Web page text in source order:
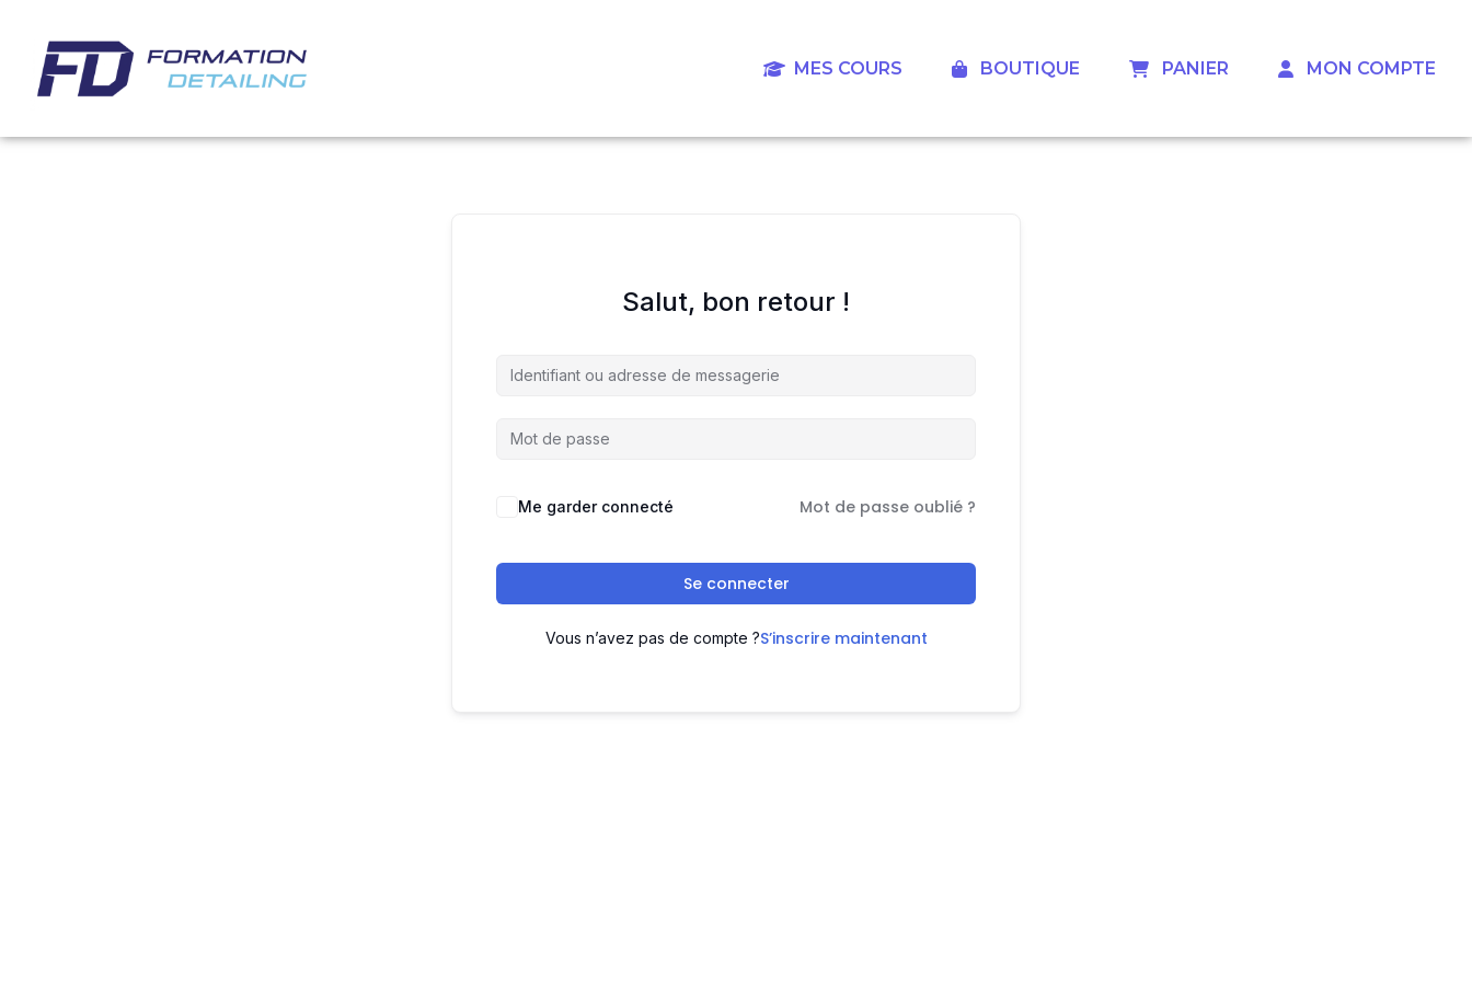
contenuMES COURS ‎ ‎ ‎ BOUTIQUE ‎ ‎ ‎ PANIER ‎ ‎ ‎ MON COMPTE
Salut, bon retour !
Me garder connecté Mot de passe oublié ?
Se connecter
Vous n’avez pas de compte ?S’inscrire maintenant